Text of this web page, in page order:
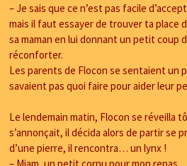
– Je sais que ce n’est pas facile
mais il faut essayer de trouver ta place
sa maman en lui donnant un petit coup
réconforter.
Les parents de Flocon se sentaient un
savaient pas quoi faire pour aider leur
Le lendemain matin, Flocon se réveilla
s’annonçait, il décida alors de partir se
d’une pierre, il rencontra… un lynx !